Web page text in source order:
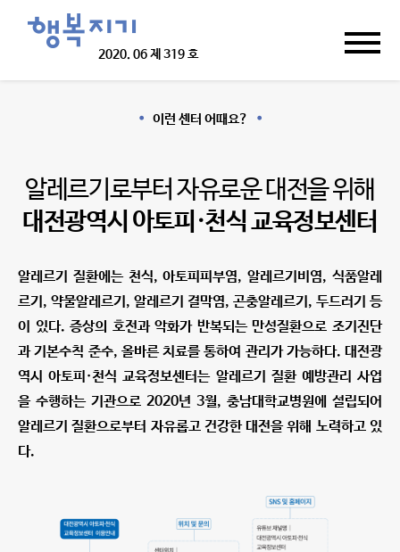
2020. 06 제 319 호
이런 센터 어때요?
알레르기로부터 자유로운 대전을 위해
대전광역시 아토피·천식 교육정보센터
알레르기 질환에는 천식, 아토피피부염, 알레르기비염, 식품알레
르기, 약물알레르기, 알레르기 결막염, 곤충알레르기, 두드러기 등
이 있다. 증상의 호전과 악화가 반복되는 만성질환으로 조기진단
과 기본수칙 준수, 올바른 치료를 통하여 관리가 가능하다. 대전광
역시 아토피·천식 교육정보센터는 알레르기 질환 예방관리 사업
을 수행하는 기관으로 2020년 3월, 충남대학교병원에 설립되어
알레르기 질환으로부터 자유롭고 건강한 대전을 위해 노력하고 있
다.